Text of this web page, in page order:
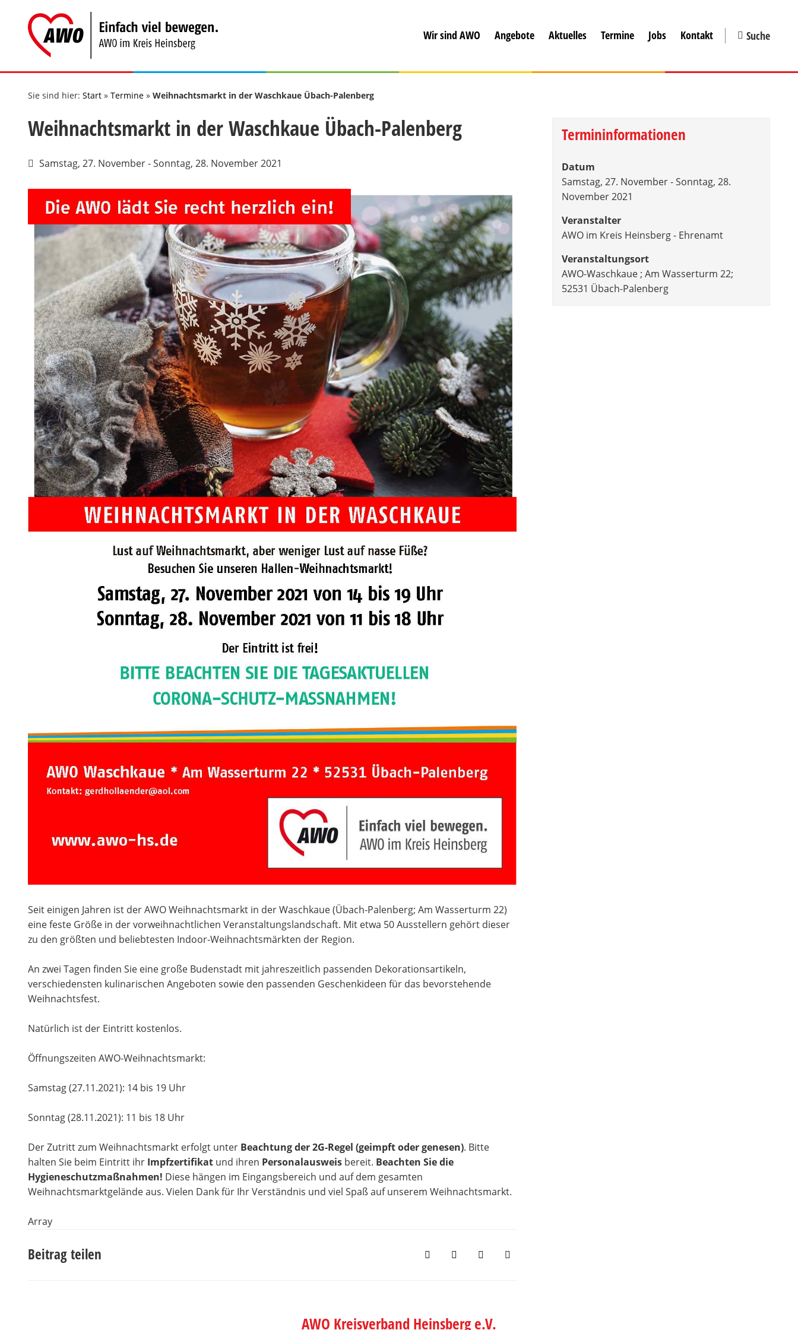
springen
Suche
Wir sind AWO Angebote Aktuelles Termine Jobs Kontakt
Sie sind hier: Start » Termine » Weihnachtsmarkt in der Waschkaue Übach-Palenberg
Weihnachtsmarkt in der Waschkaue Übach-Palenberg
Samstag, 27. November - Sonntag, 28. November 2021
Seit einigen Jahren ist der AWO Weihnachtsmarkt in der Waschkaue (Übach-Palenberg; Am Wasserturm 22)
eine feste Größe in der vorweihnachtlichen Veranstaltungslandschaft. Mit etwa 50 Ausstellern gehört dieser
zu den größten und beliebtesten Indoor-Weihnachtsmärkten der Region.
An zwei Tagen finden Sie eine große Budenstadt mit jahreszeitlich passenden Dekorationsartikeln,
verschiedensten kulinarischen Angeboten sowie den passenden Geschenkideen für das bevorstehende
Weihnachtsfest.
Natürlich ist der Eintritt kostenlos.
Öffnungszeiten AWO-Weihnachtsmarkt:
Samstag (27.11.2021): 14 bis 19 Uhr
Sonntag (28.11.2021): 11 bis 18 Uhr
Der Zutritt zum Weihnachtsmarkt erfolgt unter Beachtung der 2G-Regel (geimpft oder genesen). Bitte
halten Sie beim Eintritt ihr Impfzertifikat und ihren Personalausweis bereit. Beachten Sie die
Hygieneschutzmaßnahmen! Diese hängen im Eingangsbereich und auf dem gesamten
Weihnachtsmarktgelände aus. Vielen Dank für Ihr Verständnis und viel Spaß auf unserem Weihnachtsmarkt.
Array
Beitrag teilen
Termininformationen
Datum
Samstag, 27. November - Sonntag, 28.
November 2021
Veranstalter
AWO im Kreis Heinsberg - Ehrenamt
Veranstaltungsort
AWO-Waschkaue ; Am Wasserturm 22;
52531 Übach-Palenberg
AWO Kreisverband Heinsberg e.V.